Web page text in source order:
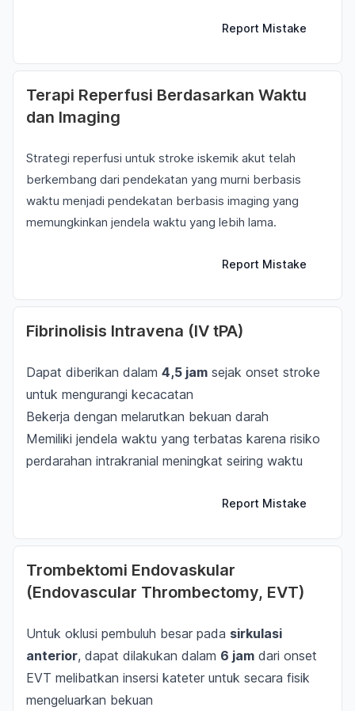
Report Mistake
Terapi Reperfusi Berdasarkan Waktu
dan Imaging
Strategi reperfusi untuk stroke iskemik akut telah
berkembang dari pendekatan yang murni berbasis
waktu menjadi pendekatan berbasis imaging yang
memungkinkan jendela waktu yang lebih lama.
Report Mistake
Fibrinolisis Intravena (IV tPA)
Dapat diberikan dalam 4,5 jam sejak onset stroke
untuk mengurangi kecacatan
Bekerja dengan melarutkan bekuan darah
Memiliki jendela waktu yang terbatas karena risiko
perdarahan intrakranial meningkat seiring waktu
Report Mistake
Trombektomi Endovaskular
(Endovascular Thrombectomy, EVT)
Untuk oklusi pembuluh besar pada sirkulasi
anterior, dapat dilakukan dalam 6 jam dari onset
EVT melibatkan insersi kateter untuk secara fisik
mengeluarkan bekuan